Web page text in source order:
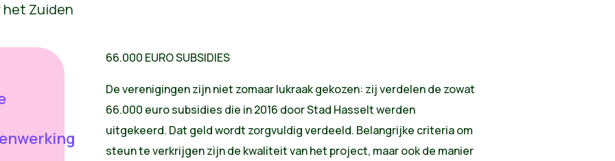
66.000 EURO SUBSIDIES
De verenigingen zijn niet zomaar lukraak gekozen: zij verdelen de zowat
66.000 euro subsidies die in 2016 door Stad Hasselt werden
uitgekeerd. Dat geld wordt zorgvuldig verdeeld. Belangrijke criteria om
steun te verkrijgen zijn de kwaliteit van het project, maar ook de manier